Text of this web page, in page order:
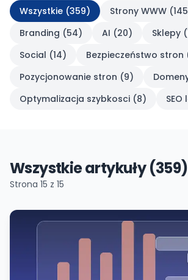
Wszystkie (359) Strony WWW (145
Branding (54) AI (20) Sklepy (
Social (14) Bezpieczeństwo stron
Pozycjonowanie stron (9)
Optymalizacja szybkosci (8)
Wszystkie artykuły (359)
Strona 15 z 15